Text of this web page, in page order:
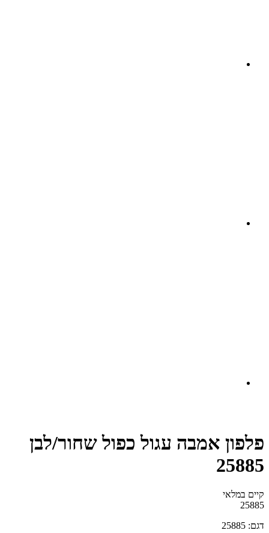
פלפון אמבה עגול כפול שחור/לבן
25885
קיים במלאי‬
25885
דגם: 25885